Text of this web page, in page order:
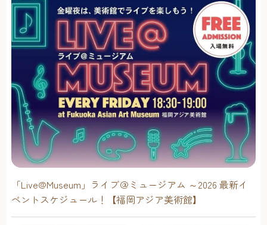
「Live@Museum」ライブ＠ミュージアム ～2026 最新イ
ベントスケジュール！【福岡アジア美術館】